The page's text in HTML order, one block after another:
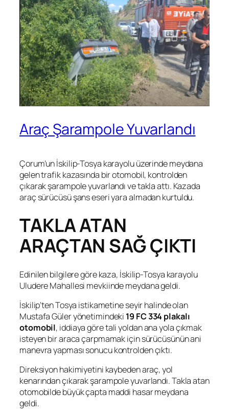
Araç Şarampole Yuvarlandı
Çorum’un İskilip-Tosya karayolu üzerinde meydana
gelen trafik kazasında bir otomobil, kontrolden
çıkarak şarampole yuvarlandı ve takla attı. Kazada
araç sürücüsü şans eseri yara almadan kurtuldu.
TAKLA ATAN
ARAÇTAN SAĞ ÇIKTI
Edinilen bilgilere göre kaza, İskilip-Tosya karayolu
Uludere Mahallesi mevkiinde meydana geldi.
İskilip’ten Tosya istikametine seyir halinde olan
Mustafa Güler yönetimindeki 19 FC 334 plakalı
otomobil, iddiaya göre tali yoldan ana yola çıkmak
isteyen bir araca çarpmamak için sürücüsünün ani
manevra yapması sonucu kontrolden çıktı.
Direksiyon hakimiyetini kaybeden araç, yol
kenarından çıkarak şarampole yuvarlandı. Takla atan
otomobilde büyük çapta maddi hasar meydana
geldi.